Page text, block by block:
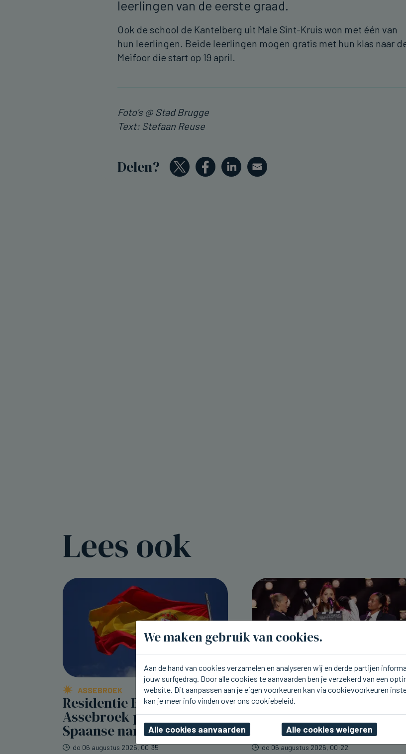
leerlingen van de eerste graad.
Ook de school de Kantelberg uit Male Sint-Kruis won met één van
hun leerlingen. Beide leerlingen mogen gratis met hun klas naar
Meifoor die start op 19 april.
Foto's @ Stad Brugge
Text: Stefaan Reuse
Delen?
Lees ook
ASSEBROEK
Residentie Berkenhof in
Assebroek pakt uit met
Spaanse namiddag
do 06 augustus 2026, 00:35
BLANKENBERGE
Line De Dauw komt deze
namiddag naar Radio 2
aan Zee in Blankenberge
do 06 augustus 2026, 00:22
We maken gebruik van cookies.
Aan de hand van cookies verzamelen en analyseren wij en derde partijen
jouw surfgedrag. Door alle cookies te aanvaarden ben je verzekerd van een
website. Dit aanpassen aan je eigen voorkeuren kan via cookievoorkeuren
kan je meer info vinden over ons cookiebeleid.
Alle cookies aanvaarden Alle cookies weigeren